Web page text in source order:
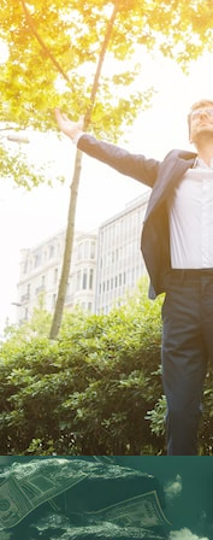
para você direcionar
Mais de 1 milhão de
empresas,
2026Freepik Company S.L.U.